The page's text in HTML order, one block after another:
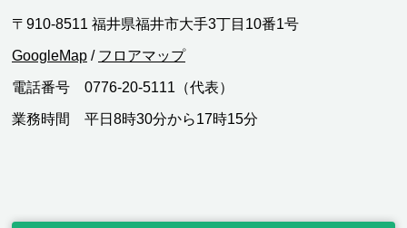
〒910-8511 福井県福井市大手3丁目10番1号
GoogleMap / フロアマップ
電話番号 0776-20-5111（代表）
業務時間 平日8時30分から17時15分